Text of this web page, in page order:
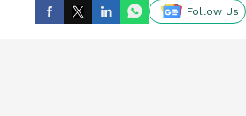
Follow Us